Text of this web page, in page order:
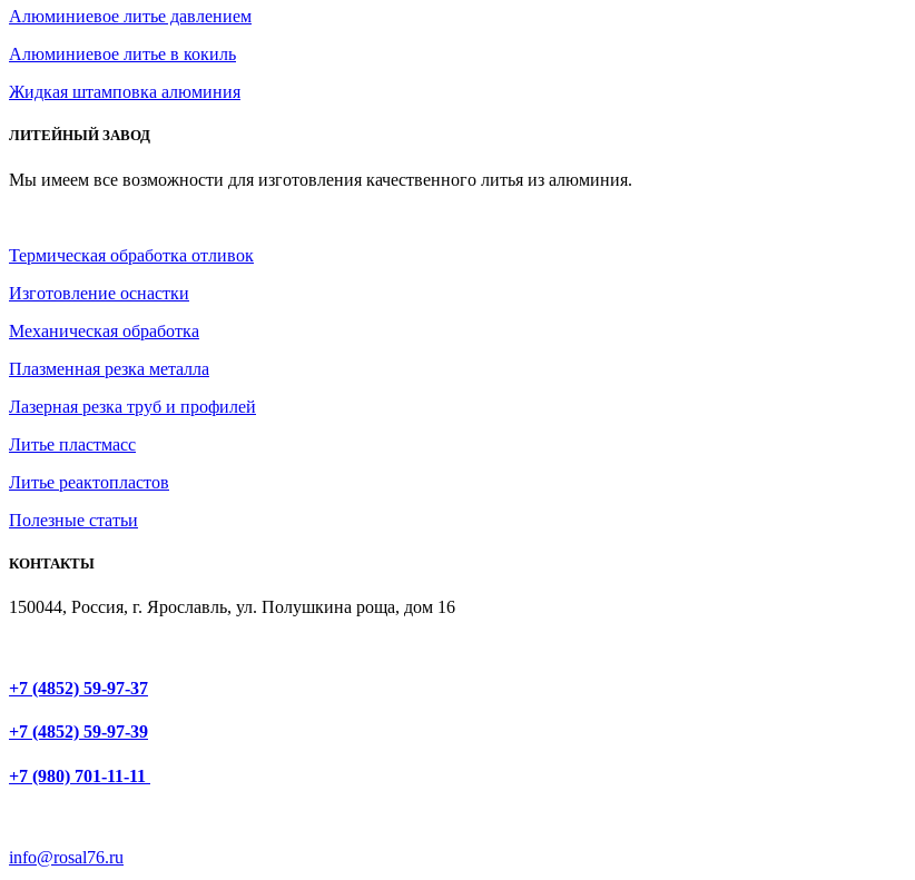
Алюминиевое литье давлением
Алюминиевое литье в кокиль
Жидкая штамповка алюминия
ЛИТЕЙНЫЙ ЗАВОД
Мы имеем все возможности для изготовления качественного литья из алюминия.
Термическая обработка отливок
Изготовление оснастки
Механическая обработка
Плазменная резка металла
Лазерная резка труб и профилей
Литье пластмасс
Литье реактопластов
Полезные статьи
КОНТАКТЫ
150044, Россия, г. Ярославль, ул. Полушкина роща, дом 16
+7 (4852) 59-97-37
+7 (4852) 59-97-39
+7 (980) 701-11-11
info@rosal76.ru